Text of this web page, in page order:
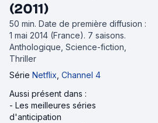
(2011)
50 min. Date de première diffusion :
1 mai 2014 (France). 7 saisons.
Anthologique, Science-fiction,
Thriller
Série Netflix Channel 4
Aussi présent dans :
- Les meilleures séries
d'anticipation